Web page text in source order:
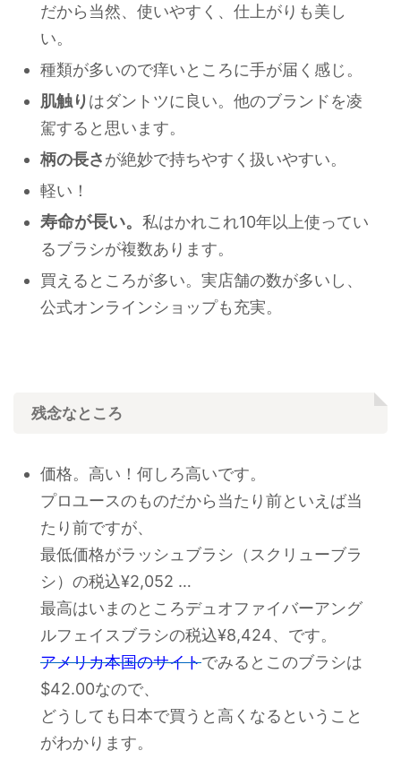
だから当然、使いやすく、仕上がりも美し
い。
種類が多いので痒いところに手が届く感じ。
肌触りはダントツに良い。他のブランドを凌
駕すると思います。
柄の長さが絶妙で持ちやすく扱いやすい。
軽い！
寿命が長い。 私はかれこれ10年以上使ってい
るブラシが複数あります。
買えるところが多い。実店舗の数が多いし、
公式オンラインショップも充実。
残念なところ
価格。高い！何しろ高いです。
プロユースのものだから当たり前といえば当
たり前ですが、
最低価格がラッシュブラシ（スクリューブラ
シ）の税込¥2,052 …
最高はいまのところデュオファイバーアング
ルフェイスブラシの税込¥8,424、です。
アメリカ本国のサイトでみるとこのブラシは
$42.00なので、
どうしても日本で買うと高くなるということ
がわかります。